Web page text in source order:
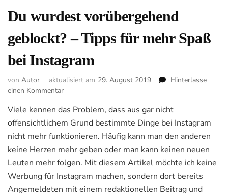
Du wurdest vorübergehend
geblockt? – Tipps für mehr Spaß
bei Instagram
von Autor aktualisiert am 29. August 2019
Hinterlasse
einen Kommentarzu
wurdest
vorübergehend
geblockt?
Tipps
für
mehr
Spaß
Viele kennen das Problem, dass aus gar nicht
offensichtlichem Grund bestimmte Dinge bei Instagram
nicht mehr funktionieren. Häufig kann man den anderen
keine Herzen mehr geben oder man kann keinen neuen
Leuten mehr folgen. Mit diesem Artikel möchte ich keine
Werbung für Instagram machen, sondern dort bereits
Angemeldeten mit einem redaktionellen Beitrag und